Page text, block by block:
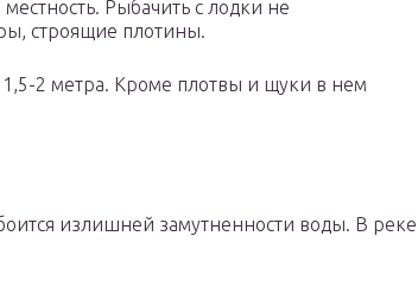
Рыбачить с лодки не
строящие плотины.
1,5-2 метра. Кроме плотвы и щуки в нем
излишней замутненности воды. В реке